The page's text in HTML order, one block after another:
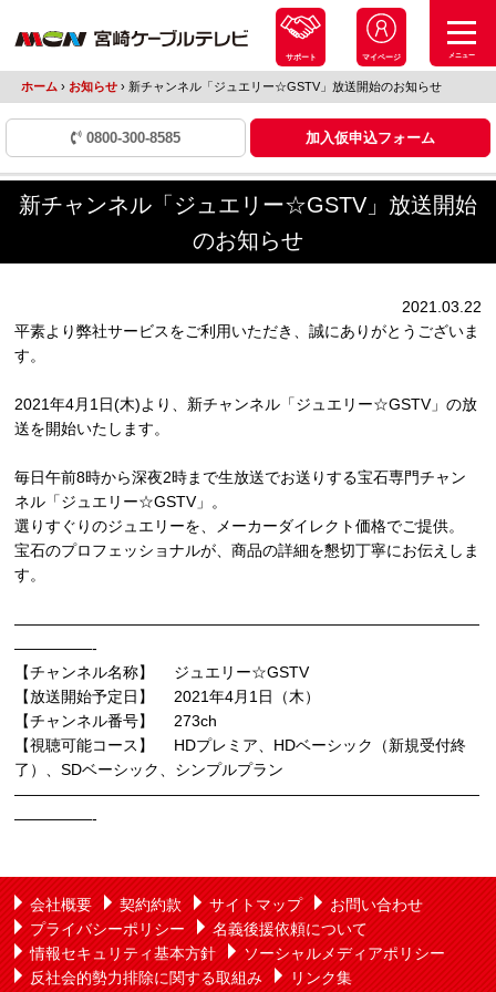
サポート マイページ メニュー
ホーム › お知らせ ›新チャンネル「ジュエリー☆GSTV」放送開始のお知らせ
0800-300-8585 加入仮申込フォーム
新チャンネル「ジュエリー☆GSTV」放送開始
のお知らせ
2021.03.22
平素より弊社サービスをご利用いただき、誠にありがとうございま
す。
2021年4月1日(木)より、新チャンネル「ジュエリー☆GSTV」の放
送を開始いたします。
毎日午前8時から深夜2時まで生放送でお送りする宝石専門チャン
ネル「ジュエリー☆GSTV」。
選りすぐりのジュエリーを、メーカーダイレクト価格でご提供。
宝石のプロフェッショナルが、商品の詳細を懇切丁寧にお伝えしま
す。
——————————————————————————————
—————-
【チャンネル名称】 ジュエリー☆GSTV
【放送開始予定日】 2021年4月1日（木）
【チャンネル番号】 273ch
【視聴可能コース】 HDプレミア、HDベーシック（新規受付終
了）、SDベーシック、シンプルプラン
——————————————————————————————
—————-
会社概要 契約約款 サイトマップ
お問い合わせ
プライバシーポリシー
名義後援依頼について
情報セキュリティ基本方針
ソーシャルメディアポリシー
反社会的勢力排除に関する取組み
リンク集